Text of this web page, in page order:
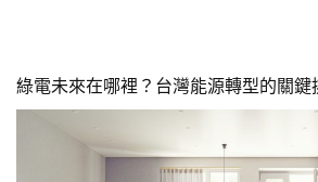
綠電未來在哪裡？台灣能源轉型的關鍵